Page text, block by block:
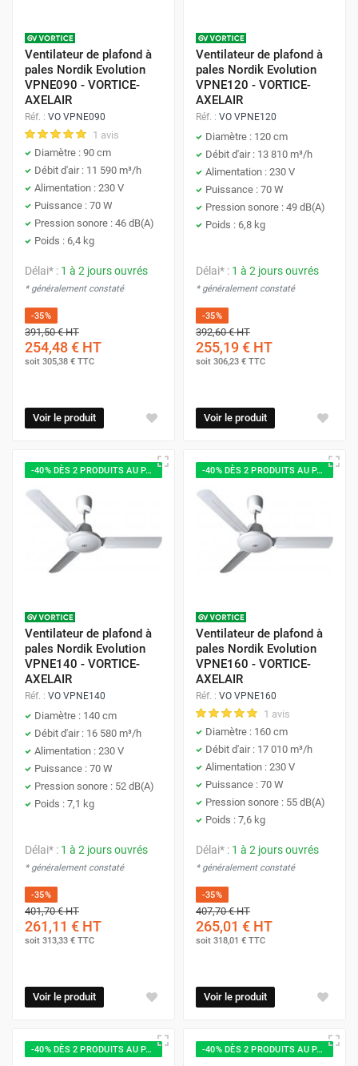
Ventilateur de plafond à
pales Nordik Evolution
VPNE090 - VORTICE-
AXELAIR
Réf. : VO VPNE090
1 avis
Diamètre : 90 cm
Débit d'air : 11 590 m³/h
Alimentation : 230 V
Puissance : 70 W
Pression sonore : 46 dB(A)
Poids : 6,4 kg
Délai* : 1 à 2 jours ouvrés
* généralement constaté
-35%
391,50 €HT
254,48 € HT
soit 305,38 € TTC
Voir le produit
Ventilateur de plafond à
pales Nordik Evolution
VPNE120 - VORTICE-
AXELAIR
Réf. : VO VPNE120
Diamètre : 120 cm
Débit d'air : 13 810 m³/h
Alimentation : 230 V
Puissance : 70 W
Pression sonore : 49 dB(A)
Poids : 6,8 kg
Délai* : 1 à 2 jours ouvrés
* généralement constaté
-35%
392,60 €HT
255,19 € HT
soit 306,23 € TTC
Voir le produit
-40% DÈS 2 PRODUITS AU PANIER
Ventilateur de plafond à
pales Nordik Evolution
VPNE140 - VORTICE-
AXELAIR
Réf. : VO VPNE140
Diamètre : 140 cm
Débit d'air : 16 580 m³/h
Alimentation : 230 V
Puissance : 70 W
Pression sonore : 52 dB(A)
Poids : 7,1 kg
Délai* : 1 à 2 jours ouvrés
* généralement constaté
-35%
401,70 €HT
261,11 € HT
soit 313,33 € TTC
Voir le produit
-40% DÈS 2 PRODUITS AU PANIER
Ventilateur de plafond à
pales Nordik Evolution
VPNE160 - VORTICE-
AXELAIR
Réf. : VO VPNE160
1 avis
Diamètre : 160 cm
Débit d'air : 17 010 m³/h
Alimentation : 230 V
Puissance : 70 W
Pression sonore : 55 dB(A)
Poids : 7,6 kg
Délai* : 1 à 2 jours ouvrés
* généralement constaté
-35%
407,70 €HT
265,01 € HT
soit 318,01 € TTC
Voir le produit
-40% DÈS 2 PRODUITS AU PANIER -40% DÈS 2 PRODUITS AU PANIER